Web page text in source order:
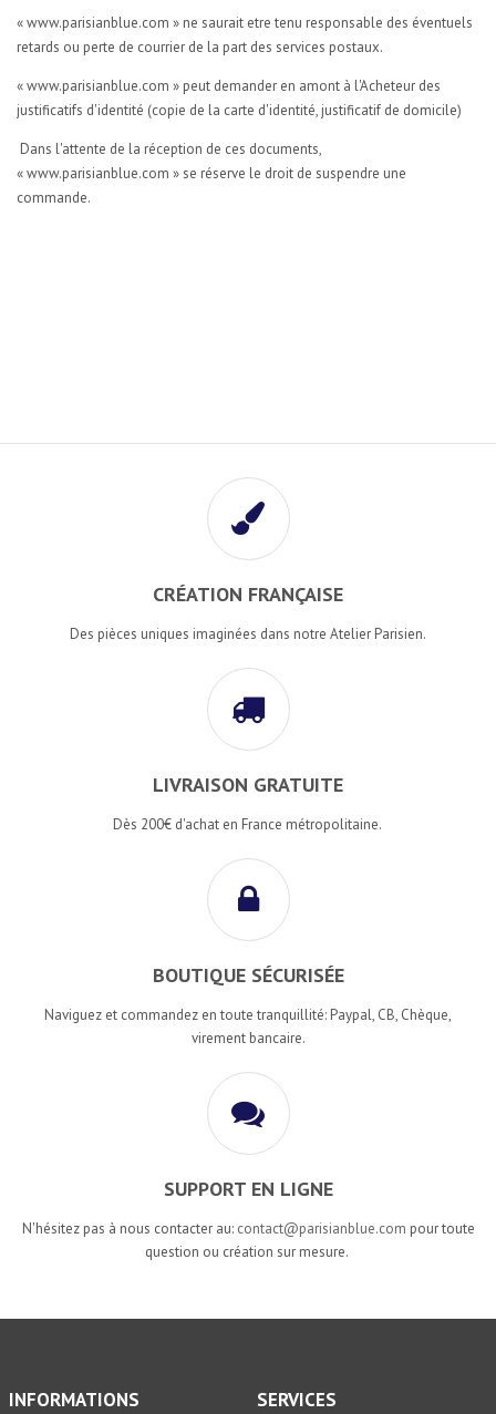
« www.parisianblue.com » ne saurait etre tenu responsable des éventuels
retards ou perte de courrier de la part des services postaux.
« www.parisianblue.com » peut demander en amont à l'Acheteur des
justificatifs d'identité (copie de la carte d'identité, justificatif de domicile)
Dans l'attente de la réception de ces documents,
« www.parisianblue.com » se réserve le droit de suspendre une
commande.
CRÉATION FRANÇAISE
Des pièces uniques imaginées dans notre Atelier Parisien.
LIVRAISON GRATUITE
Dès 200€ d'achat en France métropolitaine.
BOUTIQUE SÉCURISÉE
Naviguez et commandez en toute tranquillité: Paypal, CB, Chèque,
virement bancaire.
SUPPORT EN LIGNE
N'hésitez pas à nous contacter au: contact@parisianblue.com pour toute
question ou création sur mesure.
INFORMATIONS SERVICES